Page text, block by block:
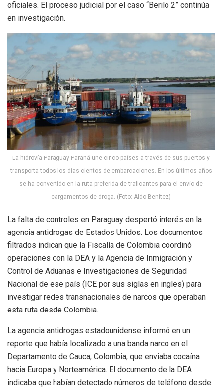
oficiales. El proceso judicial por el caso “Berilo 2” continúa
en investigación.
La hidrovía Paraguay-Paraná une cinco países a través de sus puertos y
transporta todos los días cientos de embarcaciones. En los últimos años
se ha convertido en la ruta preferida de traficantes para el envío de
cargamentos de droga. (Foto: Aldo Benítez)
La falta de controles en Paraguay despertó interés en la
agencia antidrogas de Estados Unidos. Los documentos
filtrados indican que la Fiscalía de Colombia coordinó
operaciones con la DEA y la Agencia de Inmigración y
Control de Aduanas e Investigaciones de Seguridad
Nacional de ese país (ICE por sus siglas en ingles) para
investigar redes transnacionales de narcos que operaban
esta ruta desde Colombia.
La agencia antidrogas estadounidense informó en un
reporte que había localizado a una banda narco en el
Departamento de Cauca, Colombia, que enviaba cocaína
hacia Europa y Norteamérica. El documento de la DEA
indicaba que habían detectado números de teléfono desde